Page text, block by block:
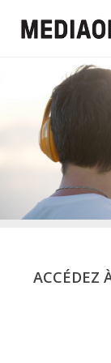
ACCÉDEZ